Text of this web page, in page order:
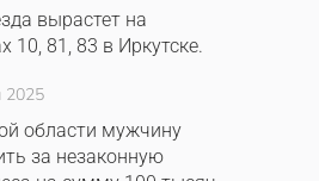
вырастет на
10, 81, 83 в Иркутске.
2025
области мужчину
за незаконную